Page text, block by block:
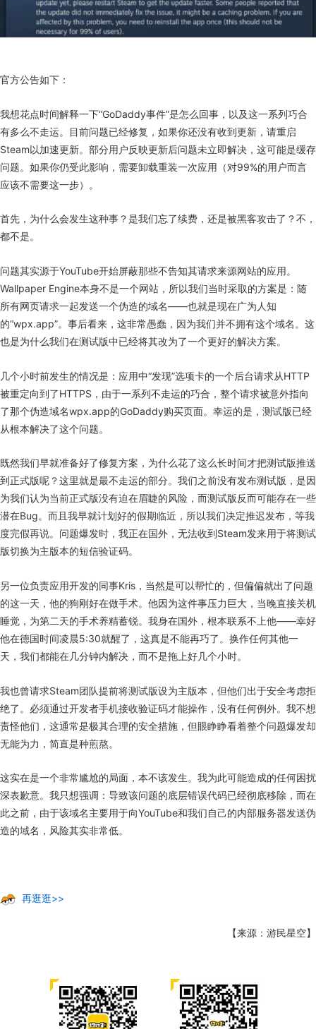
官方公告如下：
我想花点时间解释一下“GoDaddy事件”是怎么回事，以及这一系列巧合
有多么不走运。目前问题已经修复，如果你还没有收到更新，请重启
Steam以加速更新。部分用户反映更新后问题未立即解决，这可能是缓存
问题。如果你仍受此影响，需要卸载重装一次应用（对99%的用户而言
应该不需要这一步）。
首先，为什么会发生这种事？是我们忘了续费，还是被黑客攻击了？不，
都不是。
问题其实源于YouTube开始屏蔽那些不告知其请求来源网站的应用。
Wallpaper Engine本身不是一个网站，所以我们当时采取的方案是：随
所有网页请求一起发送一个伪造的域名——也就是现在广为人知
的“wpx.app”。事后看来，这非常愚蠢，因为我们并不拥有这个域名。这
也是为什么我们在测试版中已经将其改为了一个更好的解决方案。
几个小时前发生的情况是：应用中“发现”选项卡的一个后台请求从HTTP
被重定向到了HTTPS，由于一系列不走运的巧合，整个请求被意外指向
了那个伪造域名wpx.app的GoDaddy购买页面。幸运的是，测试版已经
从根本解决了这个问题。
既然我们早就准备好了修复方案，为什么花了这么长时间才把测试版推送
到正式版呢？这里就是最不走运的部分。我们之前没有发布测试版，是因
为我们认为当前正式版没有迫在眉睫的风险，而测试版反而可能存在一些
潜在Bug。而且我早就计划好的假期临近，所以我们决定推迟发布，等我
度完假再说。问题爆发时，我正在国外，无法收到Steam发来用于将测试
版切换为主版本的短信验证码。
另一位负责应用开发的同事Kris，当然是可以帮忙的，但偏偏就出了问题
的这一天，他的狗刚好在做手术。他因为这件事压力巨大，当晚直接关机
睡觉，为第二天的手术养精蓄锐。我身在国外，根本联系不上他——幸好
他在德国时间凌晨5:30就醒了，这真是不能再巧了。换作任何其他一
天，我们都能在几分钟内解决，而不是拖上好几个小时。
我也曾请求Steam团队提前将测试版设为主版本，但他们出于安全考虑拒
绝了。必须通过开发者手机接收验证码才能操作，没有任何例外。我不想
责怪他们，这通常是极其合理的安全措施，但眼睁睁看着整个问题爆发却
无能为力，简直是种煎熬。
这实在是一个非常尴尬的局面，本不该发生。我为此可能造成的任何困扰
深表歉意。我只想强调：导致该问题的底层错误代码已经彻底移除，而在
此之前，由于该域名主要用于向YouTube和我们自己的内部服务器发送伪
造的域名，风险其实非常低。
再逛逛>>
【来源：游民星空】